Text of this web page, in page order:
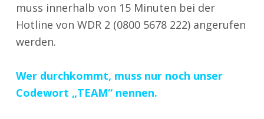
muss innerhalb von 15 Minuten bei der
Hotline von WDR 2 (0800 5678 222) angerufen
werden.
Wer durchkommt, muss nur noch unser
Codewort „TEAM“nennen.